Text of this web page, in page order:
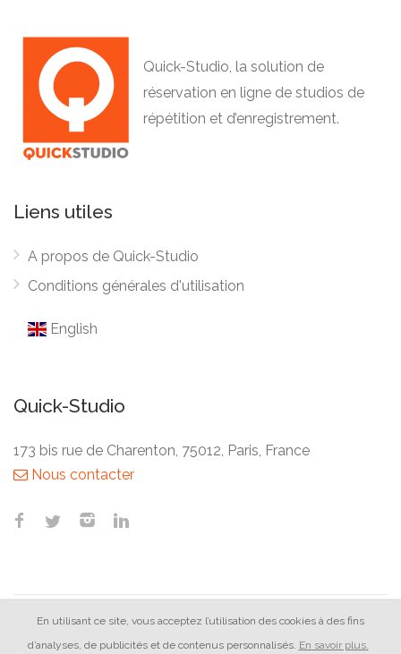
Quick-Studio, la solution de
réservation en ligne de studios de
répétition et d’enregistrement.
Liens utiles
A propos de Quick-Studio
Conditions générales d'utilisation
English
Quick-Studio
173 bis rue de Charenton, 75012, Paris, France
Nous contacter
Quick-Studio © 2026
En utilisant ce site, vous acceptez l’utilisation des cookies à des fins
d’analyses, de publicités et de contenus personnalisés. En savoir plus.